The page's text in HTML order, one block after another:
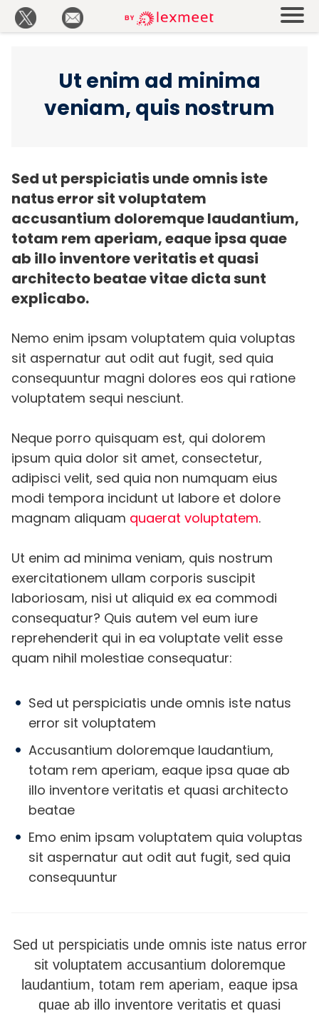
Ut enim ad minima
veniam, quis nostrum
Sed ut perspiciatis unde omnis iste
natus error sit voluptatem
accusantium doloremque laudantium,
totam rem aperiam, eaque ipsa quae
ab illo inventore veritatis et quasi
architecto beatae vitae dicta sunt
explicabo.
Nemo enim ipsam voluptatem quia voluptas
sit aspernatur aut odit aut fugit, sed quia
consequuntur magni dolores eos qui ratione
voluptatem sequi nesciunt.
Neque porro quisquam est, qui dolorem
ipsum quia dolor sit amet, consectetur,
adipisci velit, sed quia non numquam eius
modi tempora incidunt ut labore et dolore
magnam aliquam quaerat voluptatem.
Ut enim ad minima veniam, quis nostrum
exercitationem ullam corporis suscipit
laboriosam, nisi ut aliquid ex ea commodi
consequatur? Quis autem vel eum iure
reprehenderit qui in ea voluptate velit esse
quam nihil molestiae consequatur:
Sed ut perspiciatis unde omnis iste natus
error sit voluptatem
Accusantium doloremque laudantium,
totam rem aperiam, eaque ipsa quae ab
illo inventore veritatis et quasi architecto
beatae
Emo enim ipsam voluptatem quia voluptas
sit aspernatur aut odit aut fugit, sed quia
consequuntur
Sed ut perspiciatis unde omnis iste natus error
sit voluptatem accusantium doloremque
laudantium, totam rem aperiam, eaque ipsa
quae ab illo inventore veritatis et quasi